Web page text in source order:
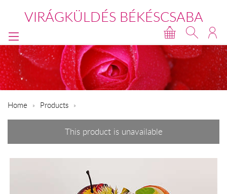
VIRÁGKÜLDÉS BÉKÉSCSABA
Home Products
This product is unavailable